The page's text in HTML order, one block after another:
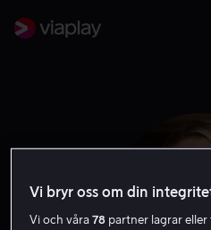
Vi bryr oss om din
Vi och våra78 partner lagrar